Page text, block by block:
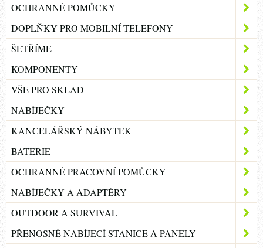
OCHRANNÉ POMŮCKY
DOPLŇKY PRO MOBILNÍ TELEFONY
ŠETŘÍME
KOMPONENTY
VŠE PRO SKLAD
NABÍJEČKY
KANCELÁŘSKÝ NÁBYTEK
BATERIE
OCHRANNÉ PRACOVNÍ POMŮCKY
NABÍJEČKY A ADAPTÉRY
OUTDOOR A SURVIVAL
PŘENOSNÉ NABÍJECÍ STANICE A PANELY